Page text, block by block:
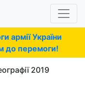
армії України
до перемоги!
2019